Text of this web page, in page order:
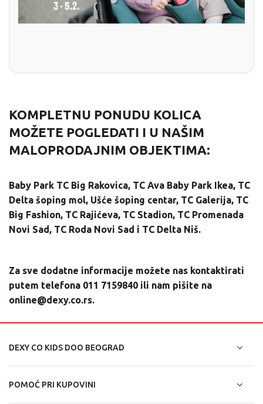
KOMPLETNU PONUDU KOLICA
MOŽETE POGLEDATI I U NAŠIM
MALOPRODAJNIM OBJEKTIMA:
Baby Park TC Big Rakovica, TC Ava Baby Park Ikea, TC
Delta šoping mol, Ušće šoping centar, TC Galerija, TC
Big Fashion, TC Rajićeva, TC Stadion, TC Promenada
Novi Sad, TC Roda Novi Sad i TC Delta Niš.
Za sve dodatne informacije možete nas kontaktirati
putem telefona 011 7159840 ili nam pišite na
online@dexy.co.rs.
DEXY CO KIDS DOO BEOGRAD
POMOĆ PRI KUPOVINI